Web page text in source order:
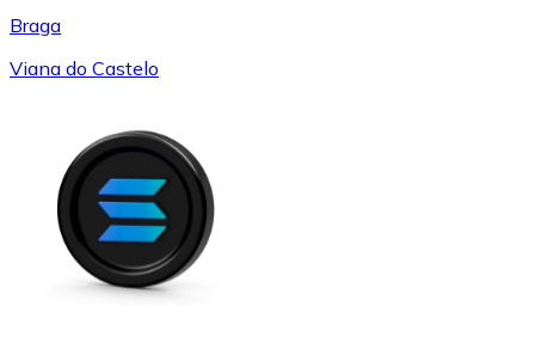
Braga
Viana do Castelo